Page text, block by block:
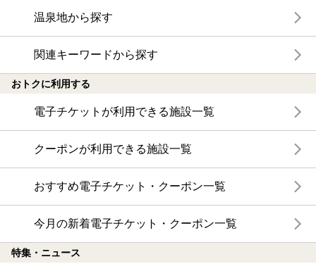
温泉地から探す
関連キーワードから探す
おトクに利用する
電子チケットが利用できる施設一覧
クーポンが利用できる施設一覧
おすすめ電子チケット・クーポン一覧
今月の新着電子チケット・クーポン一覧
特集・ニュース